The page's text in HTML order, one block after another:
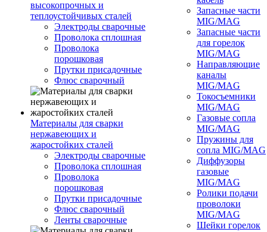
высокопрочных и
теплоустойчивых сталей
Электроды сварочные
Проволока сплошная
Проволока
порошковая
Прутки присадочные
Флюс сварочный
Материалы для сварки
нержавеющих и
жаростойких сталей
Электроды сварочные
Проволока сплошная
Проволока
порошковая
Прутки присадочные
Флюс сварочный
Ленты сварочные
Запасные части
MIG/MAG
Запасные части
для горелок
MIG/MAG
Направляющие
каналы
MIG/MAG
Токосъемники
MIG/MAG
Газовые сопла
MIG/MAG
Пружины для
сопла MIG/MAG
Диффузоры
газовые
MIG/MAG
Ролики подачи
проволоки
MIG/MAG
Шейки горелок